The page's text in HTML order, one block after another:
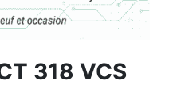
318 VCS